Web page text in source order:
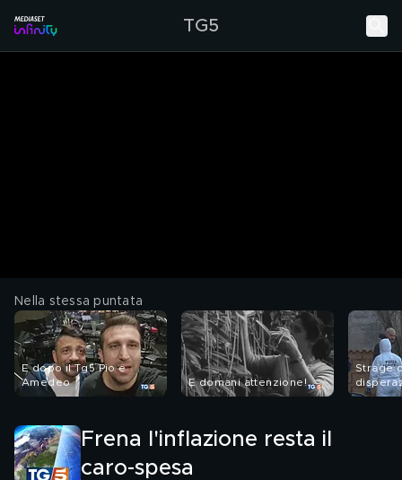
TG5
Nella stessa puntata
E dopo il Tg5 Pio e
Amedeo
E domani attenzione!
Strage
Frena l'inflazione resta il
caro-spesa